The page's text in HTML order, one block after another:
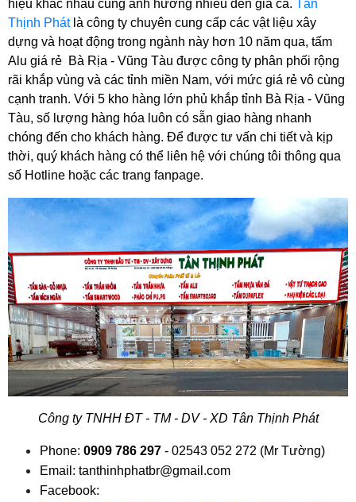
hiệu khác nhau cũng ảnh hưởng nhiều đến giá cả. Tân
Thịnh Phát là công ty chuyên cung cấp các vật liệu xây
dựng và hoạt động trong ngành này hơn 10 năm qua, tấm
Alu giá rẻ  Bà Rịa - Vũng Tàu được công ty phân phối rộng
rãi khắp vùng và các tỉnh miền Nam, với mức giá rẻ vô cùng
cạnh tranh. Với 5 kho hàng lớn phủ khắp tỉnh Bà Rịa - Vũng
Tàu, số lượng hàng hóa luôn có sẵn giao hàng nhanh
chóng đến cho khách hàng. Để được tư vấn chi tiết và kịp
thời, quý khách hàng có thể liên hệ với chúng tôi thông qua
số Hotline hoặc các trang fanpage.
Công ty TNHH ĐT - TM - DV - XD Tân Thịnh Phát
Phone: 0909 786 297 - 02543 052 272 (Mr Tường)
Email: tanthinhphatbr@gmail.com
Facebook: